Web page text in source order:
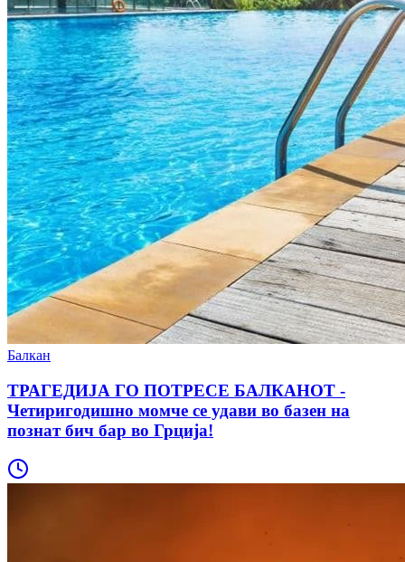
Балкан
ТРАГЕДИЈА ГО ПОТРЕСЕ БАЛКАНОТ -
Четиригодишно момче се удави во базен на
познат бич бар во Грција!